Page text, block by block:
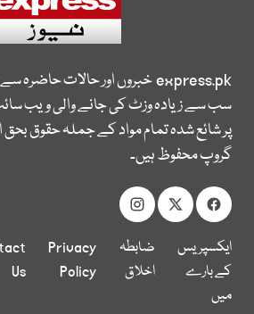
express.pkخبروں اور حالات حاضرہ
سب سے زیادہ وزٹ کی جانے والی ویب
پر شائع شدہ تمام مواد کے جملہ حقوق
گروپ محفوظ ہیں۔
ایکسپریس
کے بارے
میں
ضابطہ
اخلاق
Privacy
Policy
Us